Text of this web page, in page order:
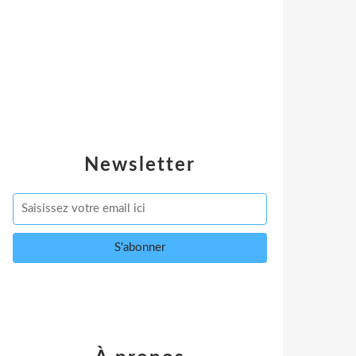
Newsletter